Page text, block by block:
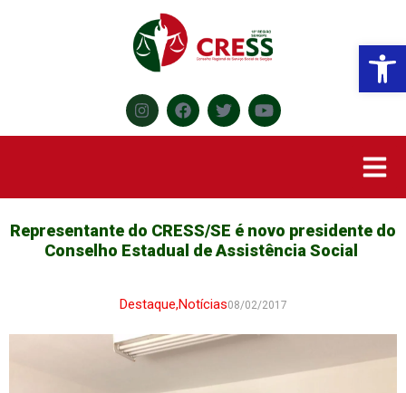
Representante do CRESS/SE é novo presidente do
Conselho Estadual de Assistência Social
Destaque,Notícias08/02/2017